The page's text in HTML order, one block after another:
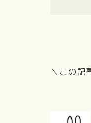
＼この記